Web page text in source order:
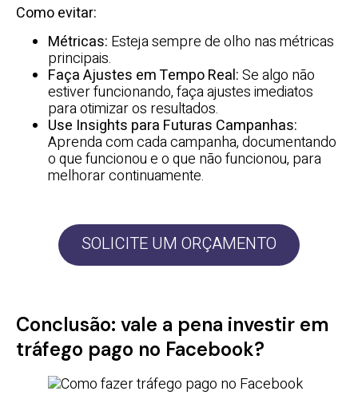
Como evitar:
Métricas: Esteja sempre de olho nas métricas
principais.
Faça Ajustes em Tempo Real:Se algo não
estiver funcionando, faça ajustes imediatos
para otimizar os resultados.
Use Insights para Futuras Campanhas:
Aprenda com cada campanha, documentando
o que funcionou e o que não funcionou, para
melhorar continuamente.
SOLICITE UM ORÇAMENTO
Conclusão: vale a pena investir em
tráfego pago no Facebook?